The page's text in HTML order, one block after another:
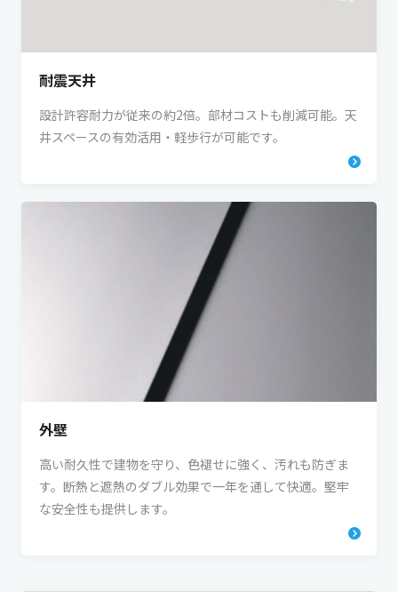
耐震天井
設計許容耐力が従来の約2倍。部材コストも削減可能。天
井スペースの有効活用・軽歩行が可能です。
外壁
高い耐久性で建物を守り、色褪せに強く、汚れも防ぎま
す。断熱と遮熱のダブル効果で一年を通して快適。堅牢
な安全性も提供します。